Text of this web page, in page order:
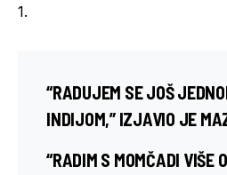
1.
“RADUJEM SE JOŠ
INDIJOM,” IZJAVIO JE
“RADIM S MOMČADI VIŠE